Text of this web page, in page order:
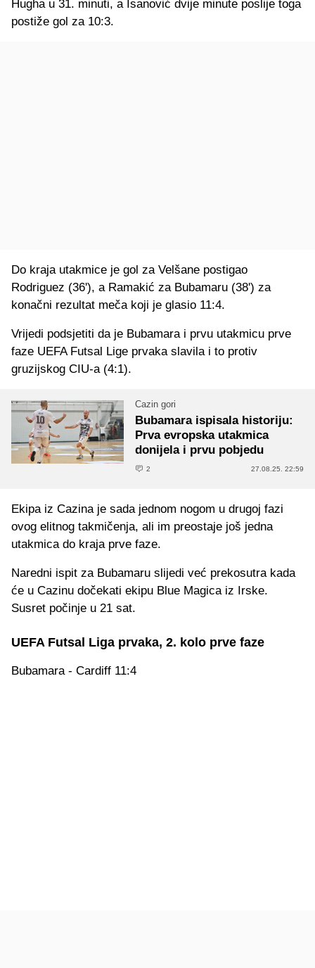
Hugha u 31. minuti, a Isanović dvije minute poslije toga
postiže gol za 10:3.
Do kraja utakmice je gol za Velšane postigao
Rodriguez (36'), a Ramakić za Bubamaru (38') za
konačni rezultat meča koji je glasio 11:4.
Vrijedi podsjetiti da je Bubamara i prvu utakmicu prve
faze UEFA Futsal Lige prvaka slavila i to protiv
gruzijskog CIU-a (4:1).
Cazin gori
Bubamara ispisala historiju:
Prva evropska utakmica
donijela i prvu pobjedu
2 27.08.25. 22:59
Ekipa iz Cazina je sada jednom nogom u drugoj fazi
ovog elitnog takmičenja, ali im preostaje još jedna
utakmica do kraja prve faze.
Naredni ispit za Bubamaru slijedi već prekosutra kada
će u Cazinu dočekati ekipu Blue Magica iz Irske.
Susret počinje u 21 sat.
UEFA Futsal Liga prvaka, 2. kolo prve faze
Bubamara - Cardiff 11:4